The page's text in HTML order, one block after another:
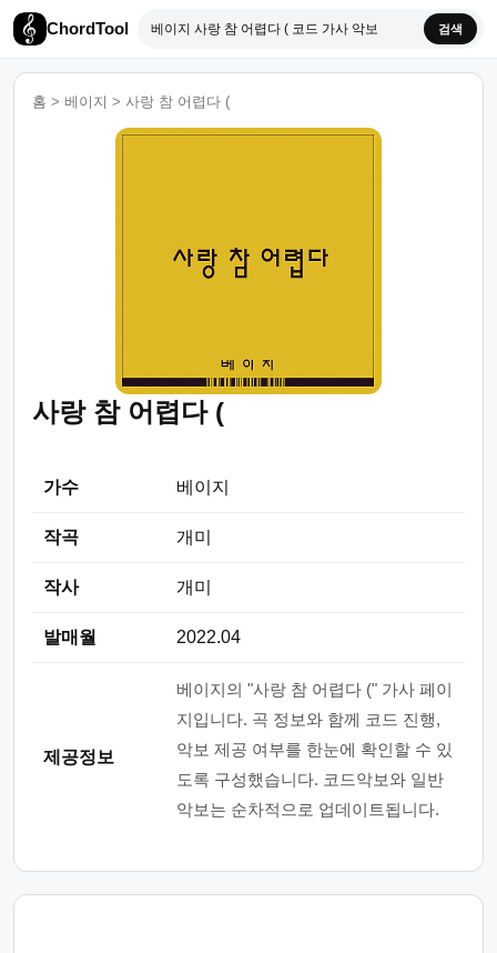
ChordTool 검색
홈 > 베이지 > 사랑 참 어렵다 (
사랑 참 어렵다 (
가수 베이지
작곡 개미
작사 개미
발매월 2022.04
제공정보
베이지의 "사랑 참 어렵다 (" 가사 페이
지입니다. 곡 정보와 함께 코드 진행,
악보 제공 여부를 한눈에 확인할 수 있
도록 구성했습니다. 코드악보와 일반
악보는 순차적으로 업데이트됩니다.